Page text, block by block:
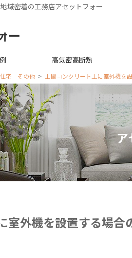
域密着の工務店アセットフォー
高気密高断熱
宅 その他 土間コンクリート上に室外機を
ア
室外機を設置する場合